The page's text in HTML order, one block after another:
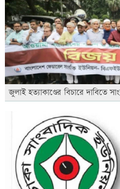
জুলাই হত্যাকাণ্ডের বিচারে দাবিতে